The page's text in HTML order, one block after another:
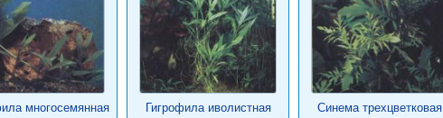
многосемянная Гигрофила иволистная Синема трехцветковая